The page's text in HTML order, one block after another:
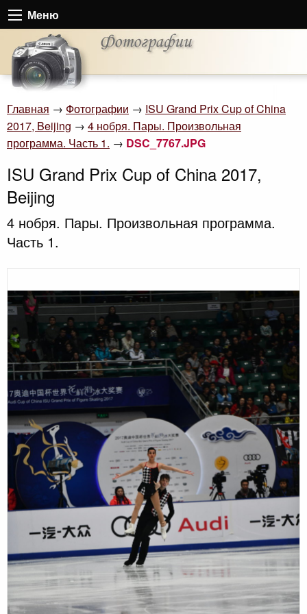
Меню
Главная → Фотографии → ISU Grand Prix Cup of China
2017, Beijing → 4 нобря. Пары. Произвольная
программа. Часть 1. → DSC_7767.JPG
ISU Grand Prix Cup of China 2017,
Beijing
4 нобря. Пары. Произвольная программа.
Часть 1.